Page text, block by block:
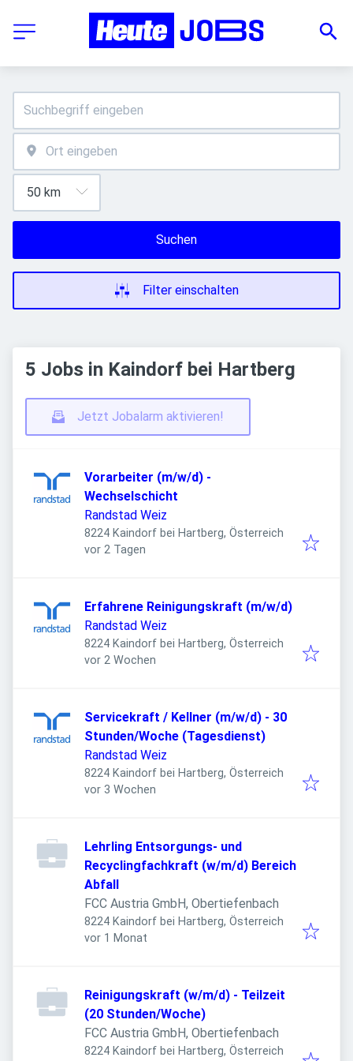
Suchen
Filter einschalten
5 Jobs in Kaindorf bei Hartberg
Jetzt Jobalarm aktivieren!
Vorarbeiter (m/w/d) -
Wechselschicht
Randstad Weiz
8224 Kaindorf bei Hartberg, Österreich
Veröffentlicht
vor 2 Tagen
Erfahrene Reinigungskraft (m/w/d)
Randstad Weiz
8224 Kaindorf bei Hartberg, Österreich
Veröffentlicht
vor 2 Wochen
Servicekraft / Kellner (m/w/d) - 30
Stunden/Woche (Tagesdienst)
Randstad Weiz
8224 Kaindorf bei Hartberg, Österreich
Veröffentlicht
vor 3 Wochen
Lehrling Entsorgungs- und
Recyclingfachkraft (w/m/d) Bereich
Abfall
FCC Austria GmbH, Obertiefenbach
8224 Kaindorf bei Hartberg, Österreich
Veröffentlicht
vor 1 Monat
Reinigungskraft (w/m/d) - Teilzeit
(20 Stunden/Woche)
FCC Austria GmbH, Obertiefenbach
8224 Kaindorf bei Hartberg, Österreich